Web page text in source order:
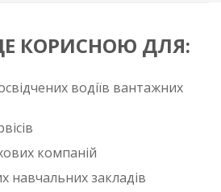
КОРИСНОЮ ДЛЯ:
водіїв вантажних
компаній
навчальних закладів